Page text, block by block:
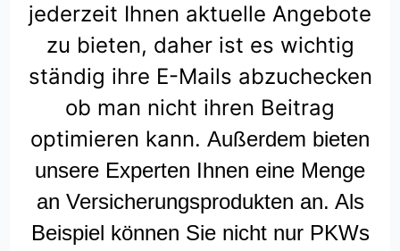
jederzeit Ihnen aktuelle Angebote
zu bieten, daher ist es wichtig
ständig ihre E-Mails abzuchecken
ob man nicht ihren Beitrag
optimieren kann. Außerdem bieten
unsere Experten Ihnen eine Menge
an Versicherungsprodukten an. Als
Beispiel können Sie nicht nur PKWs